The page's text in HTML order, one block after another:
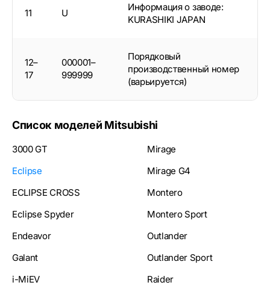
11 U
Информация о заводе:
KURASHIKI JAPAN
12–
17
000001–
999999
Порядковый
производственный номер
(варьируется)
Список моделей Mitsubishi
3000 GT
Eclipse
ECLIPSE CROSS
Eclipse Spyder
Endeavor
Galant
i-MiEV
Mirage
Mirage G4
Montero
Montero Sport
Outlander
Outlander Sport
Raider